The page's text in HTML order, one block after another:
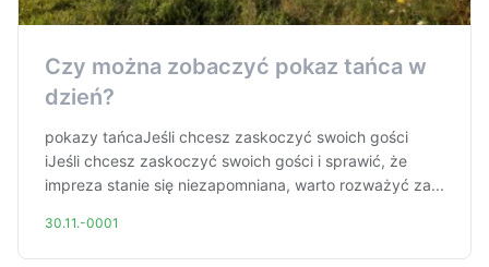
Czy można zobaczyć pokaz tańca w
dzień?
pokazy tańcaJeśli chcesz zaskoczyć swoich gości
iJeśli chcesz zaskoczyć swoich gości i sprawić, że
impreza stanie się niezapomniana, warto rozważyć za...
30.11.-0001